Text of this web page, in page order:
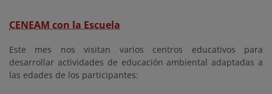
CENEAM con la Escuela
Este mes nos visitan varios centros educativos para
desarrollar actividades de educación ambiental adaptadas a
las edades de los participantes: